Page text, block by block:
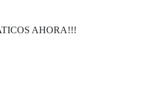
AHORA!!!